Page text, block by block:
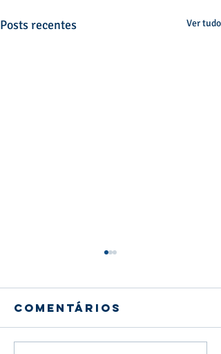
Posts recentes Ver tudo
Comentários